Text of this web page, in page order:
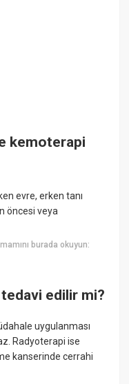
kemoterapi
evre, erken tanı
öncesi veya
burada okuyun:
edilir mi?
uygulanması
Radyoterapi ise
kanserinde cerrahi